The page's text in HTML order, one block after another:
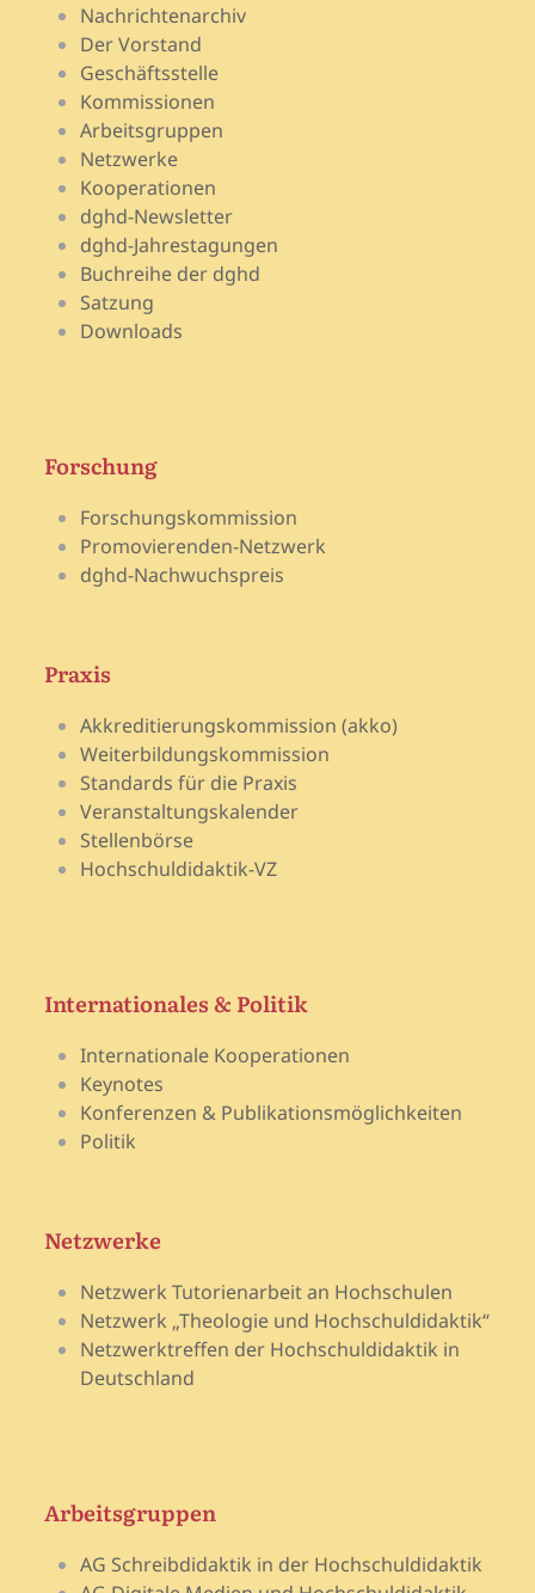
Nachrichtenarchiv
Der Vorstand
Geschäftsstelle
Kommissionen
Arbeitsgruppen
Netzwerke
Kooperationen
dghd-Newsletter
dghd-Jahrestagungen
Buchreihe der dghd
Satzung
Downloads
Forschung
Forschungskommission
Promovierenden-Netzwerk
dghd-Nachwuchspreis
Praxis
Akkreditierungskommission (akko)
Weiterbildungskommission
Standards für die Praxis
Veranstaltungskalender
Stellenbörse
Hochschuldidaktik-VZ
Internationales & Politik
Internationale Kooperationen
Keynotes
Konferenzen & Publikationsmöglichkeiten
Politik
Netzwerke
Netzwerk Tutorienarbeit an Hochschulen
Netzwerk „Theologie und Hochschuldidaktik“
Netzwerktreffen der Hochschuldidaktik in
Deutschland
Arbeitsgruppen
AG Schreibdidaktik in der Hochschuldidaktik